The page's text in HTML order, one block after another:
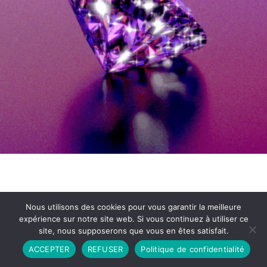
Partenariat Contact
Politique de Confidentialité
CGU
Copyright © 2026 - Propulsé par DIEUDUDIABLE
Nous utilisons des cookies pour vous garantir la meilleure
expérience sur notre site web. Si vous continuez à utiliser ce
site, nous supposerons que vous en êtes satisfait.
ACCEPTER
REFUSER Politique de confidentialité